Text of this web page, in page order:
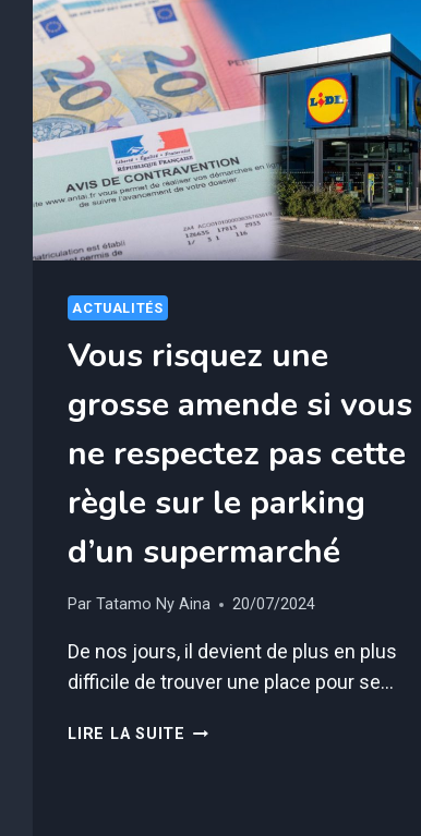
ACTUALITÉS
Vous risquez une
grosse amende si vous
ne respectez pas cette
règle sur le parking
d’un supermarché
Par Tatamo Ny Aina 20/07/2024
De nos jours, il devient de plus en plus
difficile de trouver une place pour se…
LIRE LA SUITE VOUS